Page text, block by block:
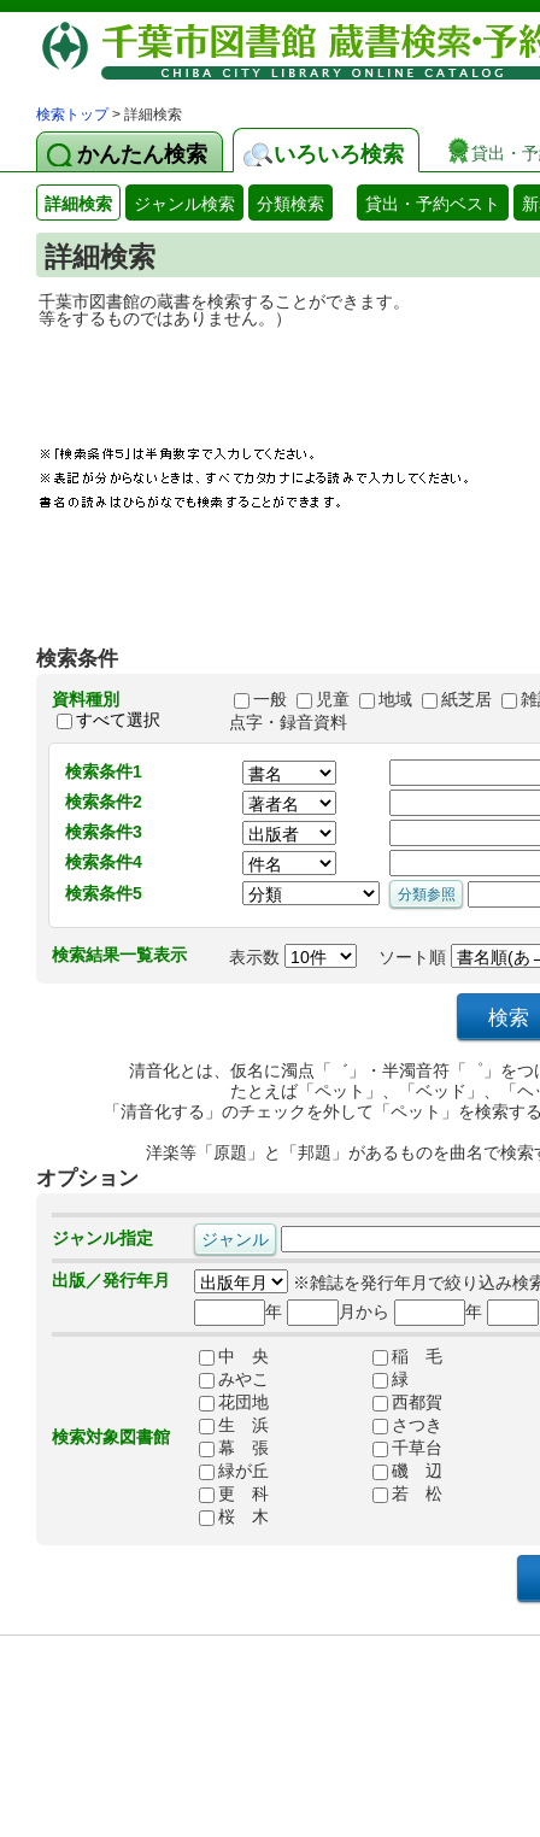
検索トップ> 詳細検索
かんたん検索 いろいろ検索 貸出・
詳細検索 ジャンル検索 分類検索 貸出・予約ベスト
詳細検索
千葉市図書館の蔵書を検索することがで
等をするものではありません。）
検索条件
資料種別
すべて選択
一般 児童 地域 紙芝居
点字・録音資料
検索条件1
検索条件2
検索条件3
検索条件4
検索条件5
検索結果一覧表示 表示数 ソート順
清音化とは、仮名に濁点「゛」・半濁音符「゜」を
たとえば「ペット」、「ベッド」、「
「清音化する」のチェックを外して「ペット」を検索
洋楽等「原題」と「邦題」があるものを曲名で検
オプション
ジャンル指定
出版／発行年月
※雑誌を発行年月で絞り込み検
年
月から 年
検索対象図書館
中 央
稲 毛
みやこ
緑
花団地
西都賀
生 浜
さつき
幕 張
千草台
緑が丘
磯 辺
更 科
若 松
桜 木